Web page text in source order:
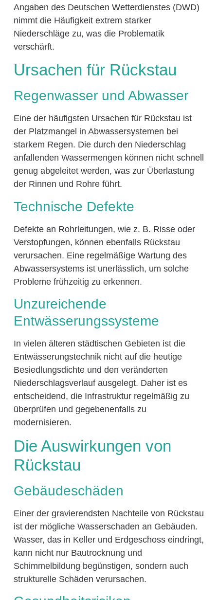
Angaben des Deutschen Wetterdienstes (DWD)
nimmt die Häufigkeit extrem starker
Niederschläge zu, was die Problematik
verschärft.
Ursachen für Rückstau
Regenwasser und Abwasser
Eine der häufigsten Ursachen für Rückstau ist
der Platzmangel in Abwassersystemen bei
starkem Regen. Die durch den Niederschlag
anfallenden Wassermengen können nicht schnell
genug abgeleitet werden, was zur Überlastung
der Rinnen und Rohre führt.
Technische Defekte
Defekte an Rohrleitungen, wie z. B. Risse oder
Verstopfungen, können ebenfalls Rückstau
verursachen. Eine regelmäßige Wartung des
Abwassersystems ist unerlässlich, um solche
Probleme frühzeitig zu erkennen.
Unzureichende
Entwässerungssysteme
In vielen älteren städtischen Gebieten ist die
Entwässerungstechnik nicht auf die heutige
Besiedlungsdichte und den veränderten
Niederschlagsverlauf ausgelegt. Daher ist es
entscheidend, die Infrastruktur regelmäßig zu
überprüfen und gegebenenfalls zu
modernisieren.
Die Auswirkungen von
Rückstau
Gebäudeschäden
Einer der gravierendsten Nachteile von Rückstau
ist der mögliche Wasserschaden an Gebäuden.
Wasser, das in Keller und Erdgeschoss eindringt,
kann nicht nur Bautrocknung und
Schimmelbildung begünstigen, sondern auch
strukturelle Schäden verursachen.